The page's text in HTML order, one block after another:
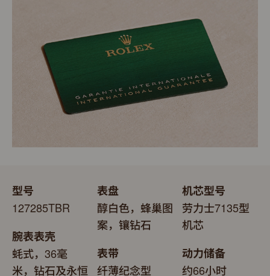
送礼之用亦非常合适，接收礼物者会感到愉悦非常。
型号
127285TBR
腕表表壳
蚝式，36毫
米，钻石及永恒
表盘
醇白色，蜂巢图
案，镶钻石
表带
纤薄纪念型
机芯型号
劳力士7135型
机芯
动力储备
约66小时